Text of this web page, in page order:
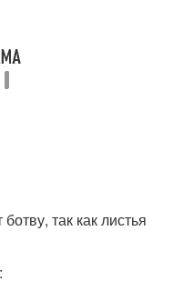
так как листья